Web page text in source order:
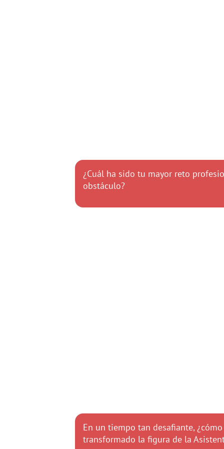
¿Cuál ha sido tu mayor reto
obstáculo?
En un tiempo tan desafiante,
transformado la figura de la